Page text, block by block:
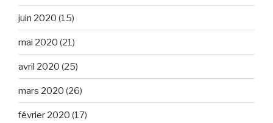
juin 2020 (15)
mai 2020 (21)
avril 2020 (25)
mars 2020 (26)
février 2020 (17)